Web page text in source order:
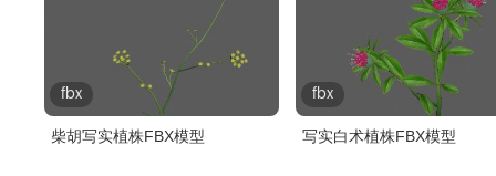
fbx
柴胡写实植株FBX模型
fbx
写实白术植株FBX模型